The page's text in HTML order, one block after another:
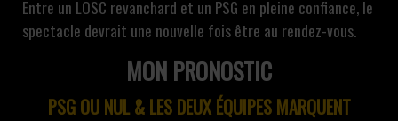
Entre un LOSC revanchard et un PSG en pleine confiance, le
spectacle devrait une nouvelle fois être au rendez-vous.
MON PRONOSTIC
PSG OU NUL & LES DEUX ÉQUIPES MARQUENT